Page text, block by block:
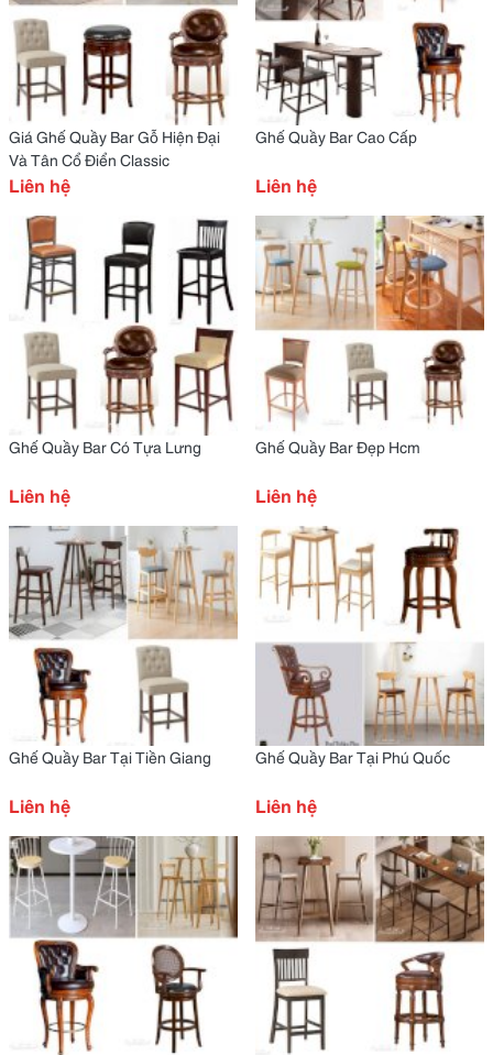
Giá Ghế Quầy Bar Gỗ Hiện Đại
Và Tân Cổ Điển Classic
Liên hệ
Ghế Quầy Bar Cao Cấp
Liên hệ
Ghế Quầy Bar Có Tựa Lưng
Liên hệ
Ghế Quầy Bar Đẹp Hcm
Liên hệ
Ghế Quầy Bar Tại Tiền Giang
Liên hệ
Ghế Quầy Bar Tại Phú Quốc
Liên hệ